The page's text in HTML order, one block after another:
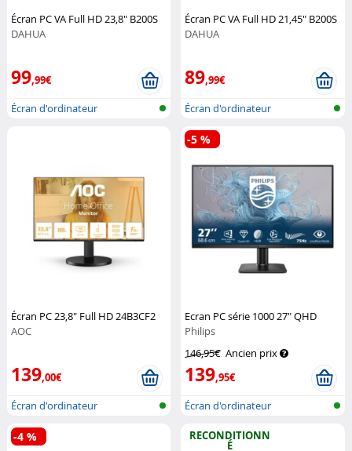
Écran PC VA Full HD 23,8" B200S
DAHUA
99,99€
Écran d'ordinateur
Écran PC VA Full HD 21,45" B200S
DAHUA
89,99€
Écran d'ordinateur
Écran PC 23,8" Full HD 24B3CF2
AOC
139,00€
Écran d'ordinateur
Ecran PC série 1000 27" QHD
Philips
146,95€ Ancien prix
139,95€
-5 %
Écran d'ordinateur
-4 % RECONDITIONN
É